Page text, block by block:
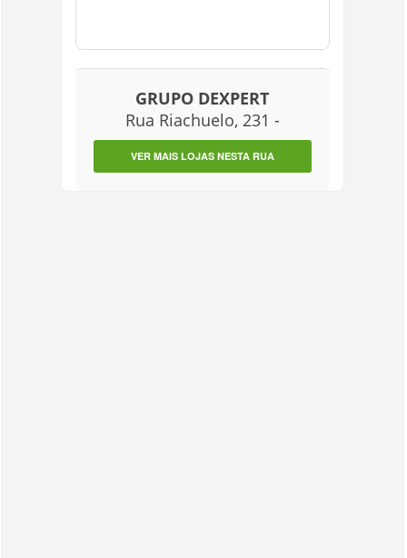
GRUPO DEXPERT
Rua Riachuelo, 231 -
VER MAIS LOJAS NESTA RUA